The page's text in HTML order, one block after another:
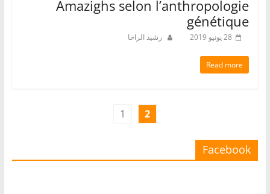
Amazighs selon l’anthropologie
génétique
28 يونيو 2019 رشيد الراخا
Read more
1 2
Facebook